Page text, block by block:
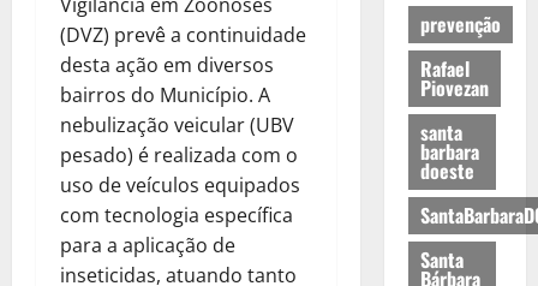
(DVZ) prevê a continuidade
desta ação em diversos
bairros do Município. A
nebulização veicular (UBV
pesado) é realizada com o
uso de veículos equipados
com tecnologia específica
para a aplicação de
inseticidas, atuando tanto
prevenção
Rafael
Piovezan
santa
barbara
doeste
Santa
Bárbara